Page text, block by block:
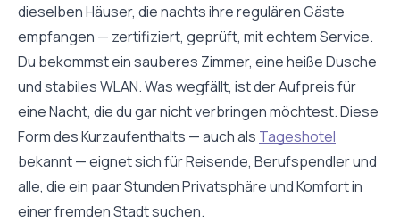
dieselben Häuser, die nachts ihre regulären Gäste
empfangen — zertifiziert, geprüft, mit echtem Service.
Du bekommst ein sauberes Zimmer, eine heiße Dusche
und stabiles WLAN. Was wegfällt, ist der Aufpreis für
eine Nacht, die du gar nicht verbringen möchtest. Diese
Form des Kurzaufenthalts — auch als Tageshotel
bekannt — eignet sich für Reisende, Berufspendler und
alle, die ein paar Stunden Privatsphäre und Komfort in
einer fremden Stadt suchen.